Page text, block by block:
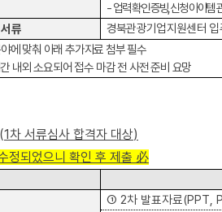
-업력 확인 증빙,신청 아이템
류
경북관광기업지원센터
에 맞춰 아래 추가자료 첨부 필수
내외 소요되어 접수 마감 전 사전 준비 요망
(1차 서류심사 합격자 대상)
정되었으니 확인 후 제출 必
① 2차 발표자료(PPT,